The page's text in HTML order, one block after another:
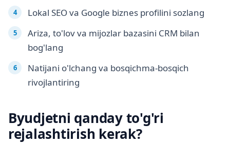
Lokal SEO va Google biznes profilini sozlang
Ariza, to'lov va mijozlar bazasini CRM bilan
bog'lang
Natijani o'lchang va bosqichma-bosqich
rivojlantiring
Byudjetni qanday to'g'ri
rejalashtirish kerak?